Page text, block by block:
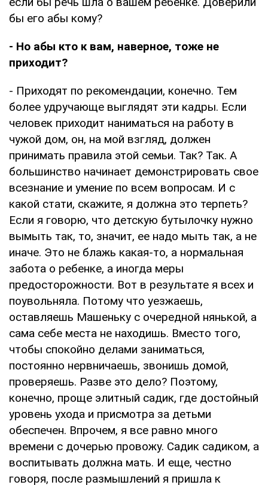
бы его абы кому?
- Но абы кто к вам, наверное, тоже не
приходит?
- Приходят по рекомендации, конечно. Тем
более удручающе выглядят эти кадры. Если
человек приходит наниматься на работу в
чужой дом, он, на мой взгляд, должен
принимать правила этой семьи. Так? Так. А
большинство начинает демонстрировать свое
всезнание и умение по всем вопросам. И с
какой стати, скажите, я должна это терпеть?
Если я говорю, что детскую бутылочку нужно
вымыть так, то, значит, ее надо мыть так, а не
иначе. Это не блажь какая-то, а нормальная
забота о ребенке, а иногда меры
предосторожности. Вот в результате я всех и
поувольняла. Потому что уезжаешь,
оставляешь Машеньку с очередной нянькой, а
сама себе места не находишь. Вместо того,
чтобы спокойно делами заниматься,
постоянно нервничаешь, звонишь домой,
проверяешь. Разве это дело? Поэтому,
конечно, проще элитный садик, где достойный
уровень ухода и присмотра за детьми
обеспечен. Впрочем, я все равно много
времени с дочерью провожу. Садик садиком, а
воспитывать должна мать. И еще, честно
говоря, после размышлений я пришла к